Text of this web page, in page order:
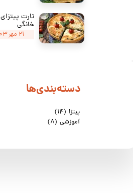
تارت پیتزای
خانگی
۲۱ مهر ۰۳
دسته‌بندی‌ها
پیتزا (۱۴)
آموزشی (۸)